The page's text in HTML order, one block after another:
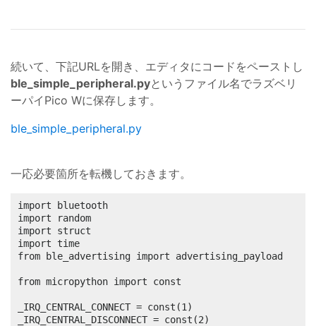
続いて、下記URLを開き、エディタにコードをペーストし
ble_simple_peripheral.pyというファイル名でラズベリ
ーパイPico Wに保存します。
ble_simple_peripheral.py
一応必要箇所を転機しておきます。
import bluetooth
import random
import struct
import time
from ble_advertising import advertising_payload
from micropython import const
_IRQ_CENTRAL_CONNECT = const(1)
_IRQ_CENTRAL_DISCONNECT = const(2)